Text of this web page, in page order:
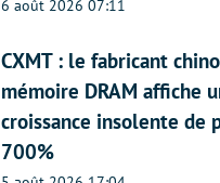
6 août 2026 07:11
CXMT : le fabricant
mémoire DRAM affiche
croissance insolente de
700%